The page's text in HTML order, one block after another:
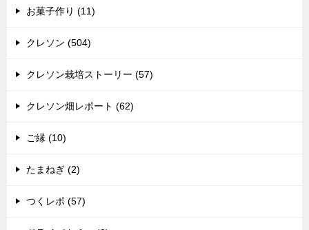
お菓子作り (11)
クレソン (504)
クレソン栽培ストーリー (57)
クレソン畑レポート (62)
ご縁 (10)
たまねぎ (2)
つくレポ (57)